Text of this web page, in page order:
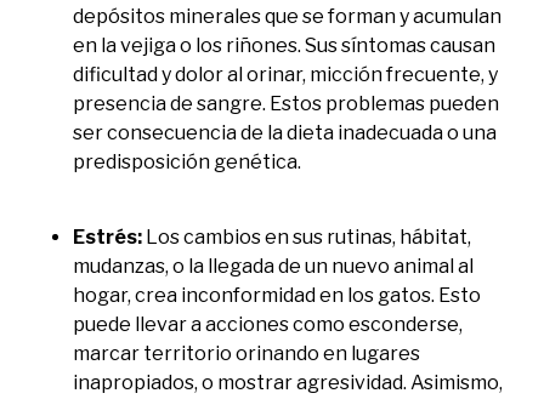
depósitos minerales que se forman y acumulan
en la vejiga o los riñones. Sus síntomas causan
dificultad y dolor al orinar, micción frecuente, y
presencia de sangre. Estos problemas pueden
ser consecuencia de la dieta inadecuada o una
predisposición genética.
Estrés: Los cambios en sus rutinas, hábitat,
mudanzas, o la llegada de un nuevo animal al
hogar, crea inconformidad en los gatos. Esto
puede llevar a acciones como esconderse,
marcar territorio orinando en lugares
inapropiados, o mostrar agresividad. Asimismo,